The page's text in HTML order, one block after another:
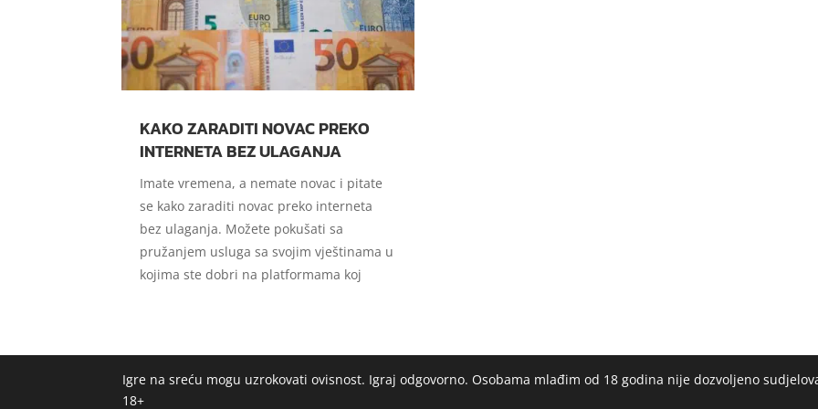
KAKO ZARADITI NOVAC PREKO
INTERNETA BEZ ULAGANJA
Imate vremena, a nemate novac i pitate
se kako zaraditi novac preko interneta
bez ulaganja. Možete pokušati sa
pružanjem usluga sa svojim vještinama u
kojima ste dobri na platformama koj
Igre na sreću mogu uzrokovati ovisnost. Igraj odgovorno. Osobama mlađim od 18 godina nije dozvoljeno
18+